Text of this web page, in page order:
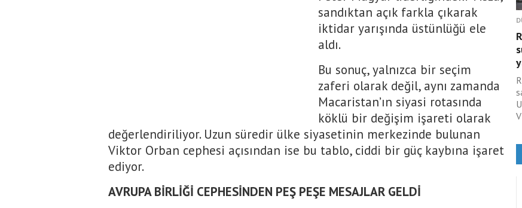
sandıktan açık farkla çıkarak
iktidar yarışında üstünlüğü ele
aldı.
Bu sonuç, yalnızca bir seçim
zaferi olarak değil, aynı zamanda
Macaristan’ın siyasi rotasında
köklü bir değişim işareti olarak
değerlendiriliyor. Uzun süredir ülke siyasetinin merkezinde bulunan
Viktor Orban cephesi açısından ise bu tablo, ciddi bir güç kaybına işaret
ediyor.
AVRUPA BİRLİĞİ CEPHESİNDEN PEŞ PEŞE MESAJLAR GELDİ